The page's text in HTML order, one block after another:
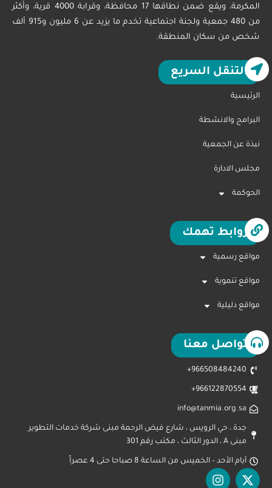
المكرمة، ويقع ضمن نطاقها 17 محافظة، وقرابة 4000 قرية، وأُكثر
من 480 جمعية ولجنة اجتماعية تخدم ما يزيد عن 6 مليون و915 ألف
شخص من سكان المنطقة.
التنقل السريع
الرئيسية
البرامج والانشطة
نبذة عن الجمعية
مجلس الادارة
الحوكمة
روابط تهمك
مواقع رسمية
مواقع تنموية
مواقع دليلية
تواصل معنا
966508484240+
966122870554+
info@tanmia.org.sa
جدة ، حي الرويس ، شارع فيض الرحمة مبنى شركة خدمات التطوير
مبنى A ، الدور الثالث ، مكتب رقم 301
أيام الأحد – الخميس من الساعة 8 صباحا حتى 4 عصراً